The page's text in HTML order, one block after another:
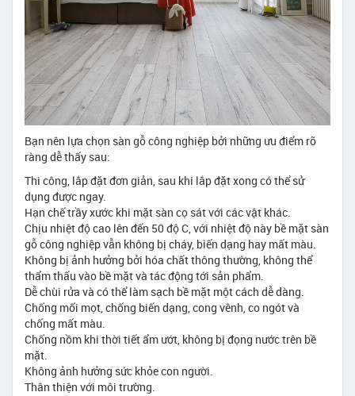
Bạn nên lựa chọn sàn gỗ công nghiệp bởi những ưu điểm rõ
ràng dễ thấy sau:
Thi công, lắp đặt đơn giản, sau khi lắp đặt xong có thể sử
dụng được ngay.
Hạn chế trầy xước khi mặt sàn cọ sát với các vật khác.
Chịu nhiệt độ cao lên đến 50 độ C, với nhiệt độ này bề mặt sàn
gỗ công nghiệp vẫn không bị cháy, biến dạng hay mất màu.
Không bị ảnh hưởng bởi hóa chất thông thường, không thể
thẩm thấu vào bề mặt và tác động tới sản phẩm.
Dễ chùi rửa và có thể làm sạch bề mặt một cách dễ dàng.
Chống mối mọt, chống biến dạng, cong vênh, co ngót và
chống mất màu.
Chống nồm khi thời tiết ẩm ướt, không bị đọng nước trên bề
mặt.
Không ảnh hưởng sức khỏe con người.
Thân thiện với môi trường.